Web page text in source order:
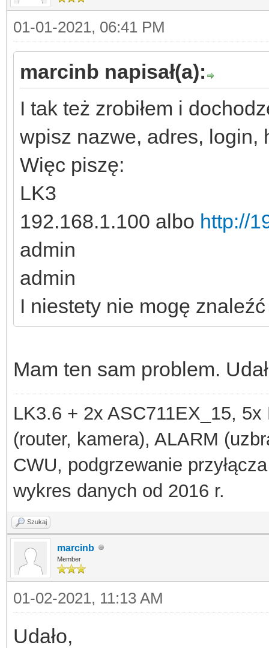
01-01-2021, 06:41 PM
marcinb napisał(a):
I tak też zrobiłem i
wpisz nazwe, adres, login,
Więc piszę:
LK3
192.168.1.100 albo http://
admin
admin
I niestety nie mogę
Mam ten sam problem.
LK3.6 + 2x ASC711EX_15,
(router, kamera), ALARM
CWU, podgrzewanie
wykres danych od 2016 r.
Szukaj
marcinb
Member
01-02-2021, 11:13 AM
Udało,